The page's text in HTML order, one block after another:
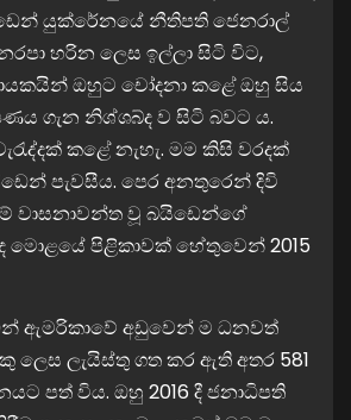
යුක්රේනයේ නීතිපති ජෙනරාල්
හරින ලෙස ඉල්ලා සිටි විට,
ඔහුට චෝදනා කළේ ඔහු සිය
ගැන නිශ්ශබ්ද ව සිටි බවට ය.
කළේ නැහැ. මම කිසි වරදක්
පැවසීය. පෙර අනතුරෙන් දිවි
වාසනාවන්ත වූ බයිඩෙන්ගේ
මොළයේ පිළිකාවක් හේතුවෙන් 2015
ඇමරිකාවේ අඩුවෙන් ම ධනවත්
ලෙස ලැයිස්තු ගත කර ඇති අතර 581
පත් විය. ඔහු 2016 දී ජනාධිපති